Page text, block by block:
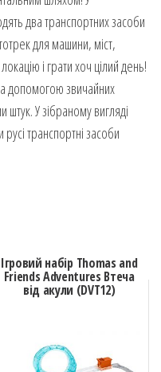
два транспортних засоби
для машини, міст,
і грати хоч цілий день!
допомогою звичайних
штук. У зібраному вигляді
транспортні засоби
Ігровий набір Thomas and
Friends Adventures Втеча
від акули (DVT12)